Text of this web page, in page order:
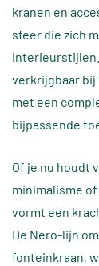
kranen en
sfeer die zich
interieurstijlen.
verkrijgbaar bij
met een
bijpassende
Of je nu houdt
minimalisme
vormt een
De Nero-lijn
fonteinkraan,